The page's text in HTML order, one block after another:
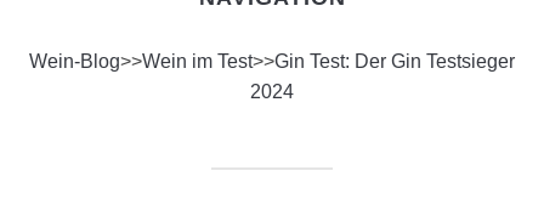
Wein-Blog>>Wein im Test>>Gin Test: Der Gin Testsieger
2024